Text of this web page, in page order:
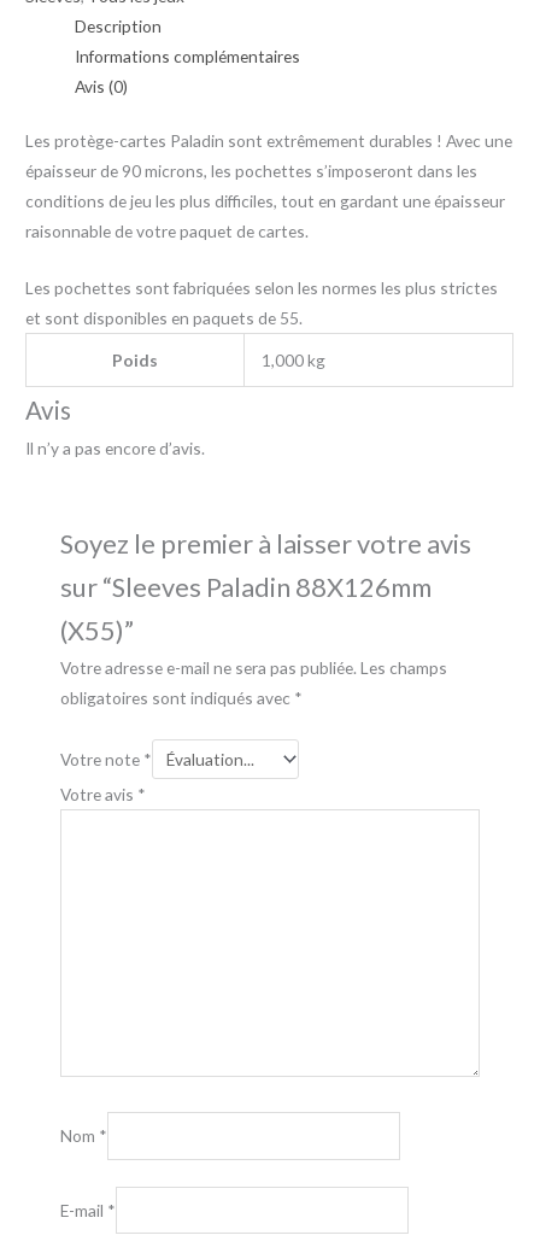
Description
Informations complémentaires
Avis (0)
Les protège-cartes Paladin sont extrêmement durables ! Avec une
épaisseur de 90 microns, les pochettes s’imposeront dans les
conditions de jeu les plus difficiles, tout en gardant une épaisseur
raisonnable de votre paquet de cartes.
Les pochettes sont fabriquées selon les normes les plus strictes
et sont disponibles en paquets de 55.
Poids 1,000 kg
Avis
Il n’y a pas encore d’avis.
Soyez le premier à laisser votre avis
sur “Sleeves Paladin 88X126mm
(X55)”
Votre adresse e-mail ne sera pas publiée. Les champs
obligatoires sont indiqués avec *
Votre note *
Votre avis *
Nom *
E-mail *